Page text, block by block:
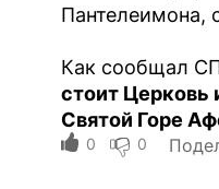
Пантелеимона,
Как сообщал
стоит Церковь
Святой Горе
0 0